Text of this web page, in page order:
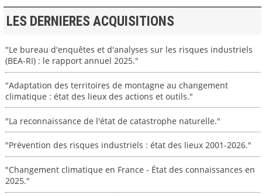
LES DERNIERES ACQUISITIONS
"Le bureau d'enquêtes et d'analyses sur les risques industriels
(BEA-RI) : le rapport annuel 2025."
"Adaptation des territoires de montagne au changement
climatique : état des lieux des actions et outils."
"La reconnaissance de l'état de catastrophe naturelle."
"Prévention des risques industriels : état des lieux 2001-2026."
"Changement climatique en France - État des connaissances en
2025."